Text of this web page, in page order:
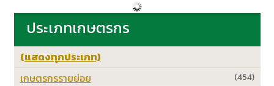
ประเภทเกษตรกร
(แสดงทุกประเภท)
(454)
เกษตรกรรายย่อย